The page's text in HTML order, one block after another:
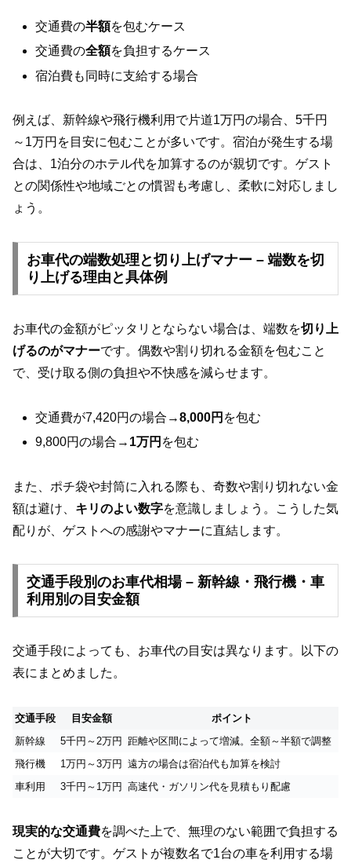
交通費の半額を包むケース
交通費の全額を負担するケース
宿泊費も同時に支給する場合
例えば、新幹線や飛行機利用で片道1万円の場合、5千円
～1万円を目安に包むことが多いです。宿泊が発生する場
合は、1泊分のホテル代を加算するのが親切です。ゲスト
との関係性や地域ごとの慣習も考慮し、柔軟に対応しまし
ょう。
お車代の端数処理と切り上げマナー – 端数を切
り上げる理由と具体例
お車代の金額がピッタリとならない場合は、端数を切り上
げるのがマナーです。偶数や割り切れる金額を包むこと
で、受け取る側の負担や不快感を減らせます。
交通費が7,420円の場合→8,000円 を包む
9,800円の場合→ 1万円 を包む
また、ポチ袋や封筒に入れる際も、奇数や割り切れない金
額は避け、 キリのよい数字を意識しましょう。こうした気
配りが、ゲストへの感謝やマナーに直結します。
交通手段別のお車代相場 – 新幹線・飛行機・車
利用別の目安金額
交通手段によっても、お車代の目安は異なります。以下の
表にまとめました。
交通手段 目安金額
ポイント
新幹線
5千円～2万円
距離や区間によって増減。全額～半額で調整
飛行機
1万円～3万円 遠方の場合は宿泊代も加算を検討
車利用
3千円～1万円 高速代・ガソリン代を見積もり配慮
現実的な交通費を調べた上で、無理のない範囲で負担する
ことが大切です。ゲストが複数名で1台の車を利用する場